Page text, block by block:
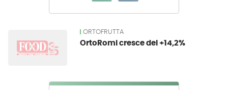
ORTOFRUTTA
OrtoRomi cresce del +14,2%